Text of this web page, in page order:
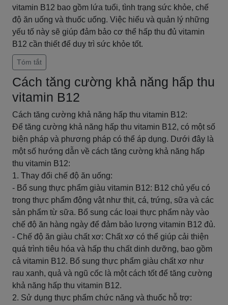
vitamin B12 bao gồm lứa tuổi, tình trạng sức khỏe, chế
độ ăn uống và thuốc uống. Việc hiểu và quản lý những
yếu tố này sẽ giúp đảm bảo cơ thể hấp thu đủ vitamin
B12 cần thiết để duy trì sức khỏe tốt.
Tóm tắt
Cách tăng cường khả năng hấp thu
vitamin B12
Cách tăng cường khả năng hấp thu vitamin B12:
Để tăng cường khả năng hấp thu vitamin B12, có một số
biện pháp và phương pháp có thể áp dụng. Dưới đây là
một số hướng dẫn về cách tăng cường khả năng hấp
thu vitamin B12:
1. Thay đổi chế độ ăn uống:
- Bổ sung thực phẩm giàu vitamin B12: B12 chủ yếu có
trong thực phẩm động vật như thịt, cá, trứng, sữa và các
sản phẩm từ sữa. Bổ sung các loại thực phẩm này vào
chế độ ăn hàng ngày để đảm bảo lượng vitamin B12 đủ.
- Chế độ ăn giàu chất xơ: Chất xơ có thể giúp cải thiện
quá trình tiêu hóa và hấp thu chất dinh dưỡng, bao gồm
cả vitamin B12. Bổ sung thực phẩm giàu chất xơ như
rau xanh, quả và ngũ cốc là một cách tốt để tăng cường
khả năng hấp thu vitamin B12.
2. Sử dụng thực phẩm chức năng và thuốc hỗ trợ: